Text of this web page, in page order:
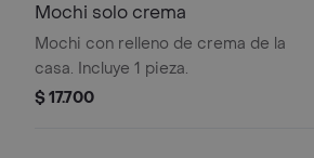
Mochi solo crema
Mochi con relleno de crema de la
casa. Incluye 1 pieza.
$ 17.700